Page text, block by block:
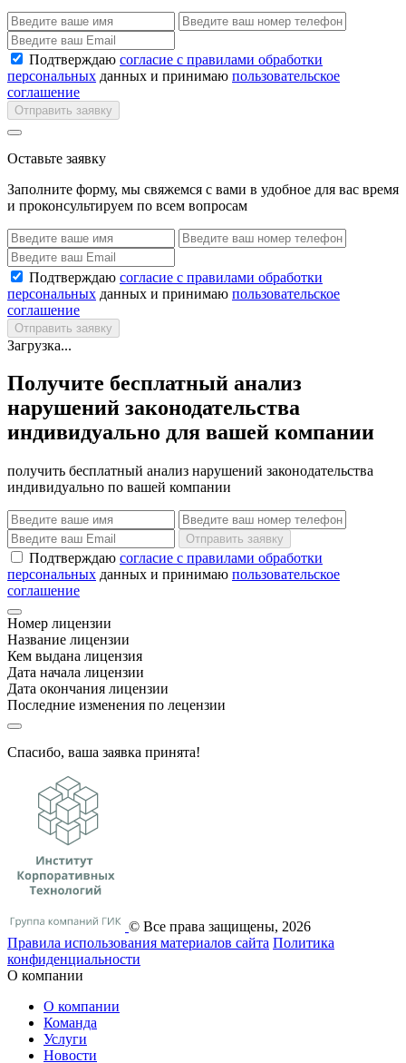
Подтверждаю согласие с правилами обработки
персональных данных и принимаю пользовательское
соглашение
Отправить заявку
Оставьте заявку
Заполните форму, мы свяжемся с вами в удобное для вас время
и проконсультируем по всем вопросам
Подтверждаю согласие с правилами обработки
персональных данных и принимаю пользовательское
соглашение
Отправить заявку
Загрузка...
Получите бесплатный анализ
нарушений законодательства
индивидуально для вашей компании
получить бесплатный анализ нарушений законодательства
индивидуально по вашей компании
Отправить заявку
Подтверждаю согласие с правилами обработки
персональных данных и принимаю пользовательское
соглашение
Номер лицензии
Название лицензии
Кем выдана лицензия
Дата начала лицензии
Дата окончания лицензии
Последние изменения по лецензии
Спасибо, ваша заявка принята!
© Все права защищены, 2026
Правила использования материалов сайта Политика
конфиденциальности
О компании
О компании
Команда
Услуги
Новости